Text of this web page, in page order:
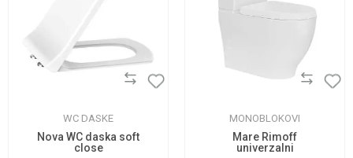
WC DASKE
Nova WC daska soft
close
MONOBLOKOVI
Mare Rimoff
univerzalni